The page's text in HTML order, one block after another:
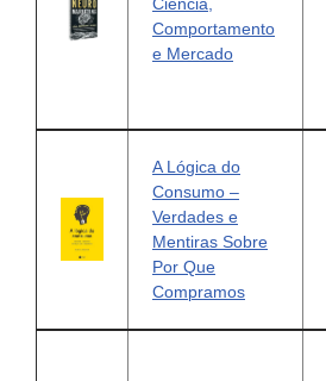
Ciência,
Comportamento
e Mercado
A Lógica do
Consumo –
Verdades e
Mentiras Sobre
Por Que
Compramos